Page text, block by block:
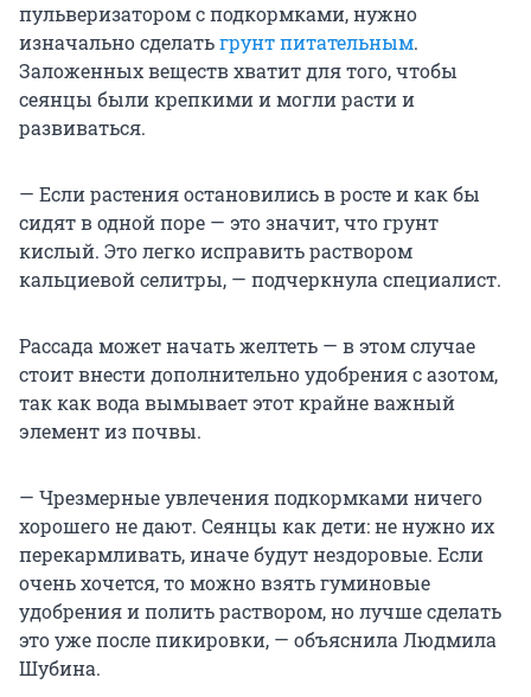
пульверизатором с подкормками, нужно
изначально сделатьгрунт питательным.
Заложенных веществ хватит для того, чтобы
сеянцы были крепкими и могли расти и
развиваться.
— Если растения остановились в росте и как бы
сидят в одной поре — это значит, что грунт
кислый. Это легко исправить раствором
кальциевой селитры, — подчеркнула специалист.
Рассада может начать желтеть — в этом случае
стоит внести дополнительно удобрения с азотом,
так как вода вымывает этот крайне важный
элемент из почвы.
— Чрезмерные увлечения подкормками ничего
хорошего не дают. Сеянцы как дети: не нужно их
перекармливать, иначе будут нездоровые. Если
очень хочется, то можно взять гуминовые
удобрения и полить раствором, но лучше сделать
это уже после пикировки, — объяснила Людмила
Шубина.